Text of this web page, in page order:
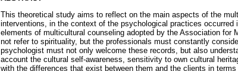
This theoretical study aims to reflect on the main aspects of the
interventions, in the context of the psychological practices
elements of multicultural counseling adopted by the Association for
not refer to spirituality, but the professionals must constantly
psychologist must not only welcome these records, but also
account the cultural self-awareness, sensitivity to own cultural
with the differences that exist between them and the clients in